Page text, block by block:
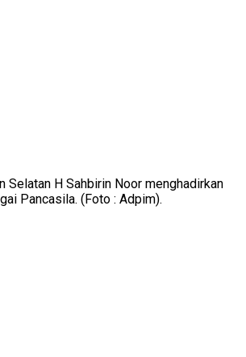
Selatan H Sahbirin Noor menghadirkan
Pancasila. (Foto : Adpim).